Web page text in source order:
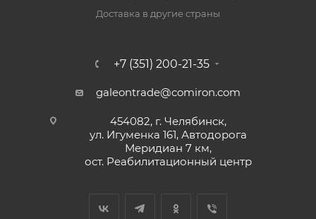
Доставка в другие страны
+7 (351) 200-21-35
galeontrade@comiron.com
454082, г. Челябинск,
ул. Игуменка 161, Автодорога
Меридиан 7 км,
ост. Реабилитационный центр